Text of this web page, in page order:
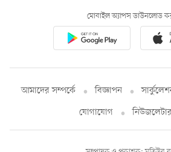
মোবাইল অ্যাপস ডাউনলোড
আমাদের সম্পর্কে বিজ্ঞাপন
যোগাযোগ